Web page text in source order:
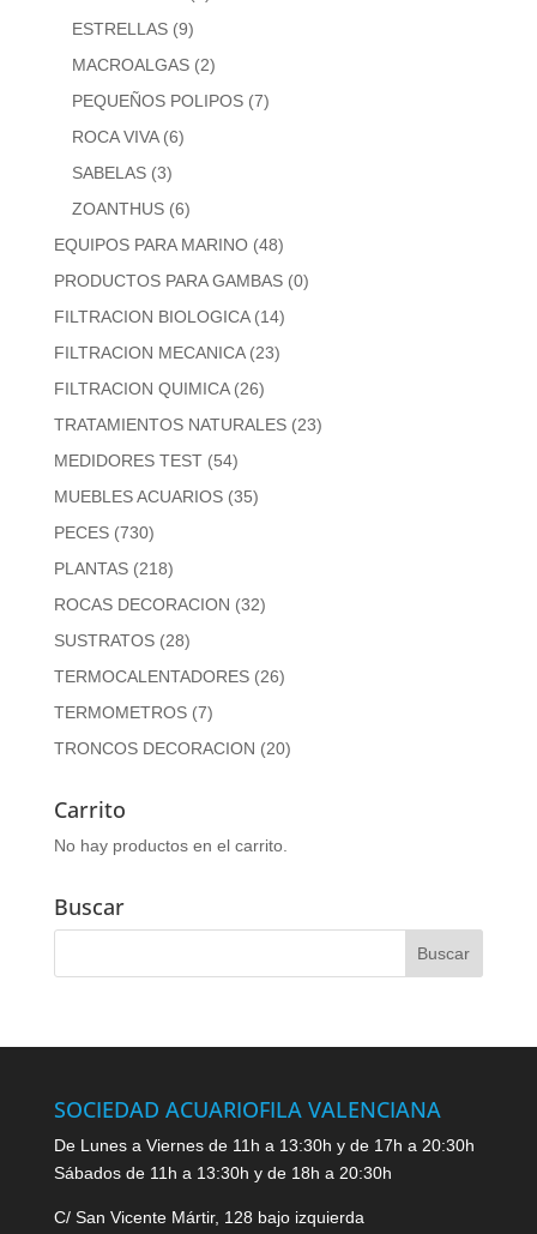
ESTRELLAS (9)
MACROALGAS (2)
PEQUEÑOS POLIPOS (7)
ROCA VIVA (6)
SABELAS (3)
ZOANTHUS (6)
EQUIPOS PARA MARINO (48)
PRODUCTOS PARA GAMBAS (0)
FILTRACION BIOLOGICA (14)
FILTRACION MECANICA (23)
FILTRACION QUIMICA (26)
TRATAMIENTOS NATURALES (23)
MEDIDORES TEST (54)
MUEBLES ACUARIOS (35)
PECES (730)
PLANTAS (218)
ROCAS DECORACION (32)
SUSTRATOS (28)
TERMOCALENTADORES (26)
TERMOMETROS (7)
TRONCOS DECORACION (20)
Carrito
No hay productos en el carrito.
Buscar
SOCIEDAD ACUARIOFILA VALENCIANA
De Lunes a Viernes de 11h a 13:30h y de 17h a 20:30h
Sábados de 11h a 13:30h y de 18h a 20:30h
C/ San Vicente Mártir, 128 bajo izquierda